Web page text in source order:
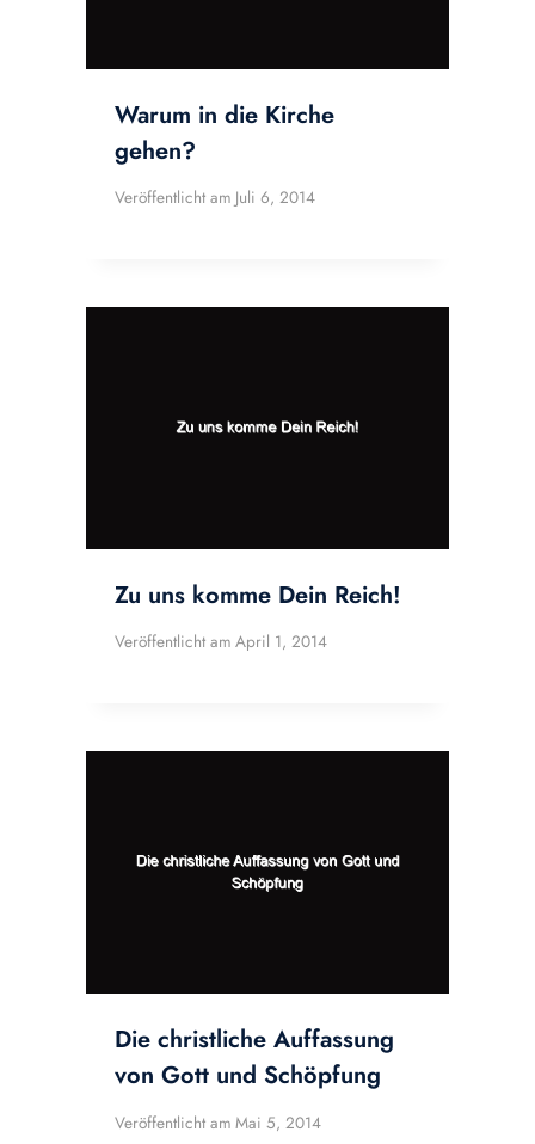
Warum in die Kirche
gehen?
Veröffentlicht am Juli 6, 2014
Zu uns komme Dein Reich!
Veröffentlicht am April 1, 2014
Die christliche Auffassung
von Gott und Schöpfung
Veröffentlicht am Mai 5, 2014